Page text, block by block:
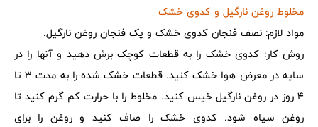
مخلوط روغن نارگیل و کدوی خشک
مواد لازم: نصف فنجان کدوی خشک و یک فنجان روغن نارگیل.
روش کار: کدوی خشک را به قطعات کوچک برش دهید و آنها را در
سایه در معرض هوا خشک کنید. قطعات خشک شده را به مدت 3 تا
4 روز در روغن نارگیل خیس کنید. مخلوط را با حرارت کم گرم کنید تا
روغن سیاه شود. کدوی خشک را صاف کنید و روغن را برای